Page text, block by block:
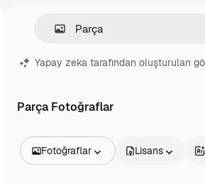
Yapay zeka tarafından oluşturulan
Parça Fotoğraflar
Fotoğraflar Lisans